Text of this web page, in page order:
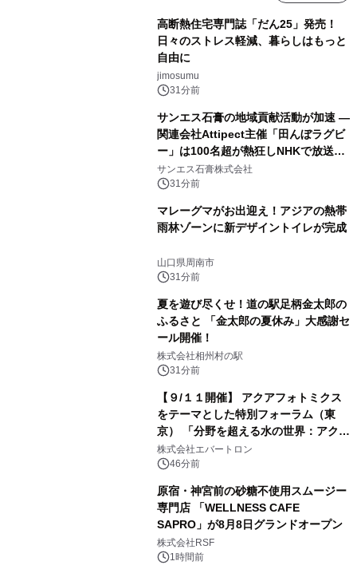
高断熱住宅専門誌「だん25」発売！
日々のストレス軽減、暮らしはもっと
自由に
jimosumu
31分前
サンエス石膏の地域貢献活動が加速 ―
関連会社Attipect主催「田んぼラグビ
ー」は100名超が熱狂しNHKで放送さ
れました。
サンエス石膏株式会社
31分前
マレーグマがお出迎え！アジアの熱帯
雨林ゾーンに新デザイントイレが完成
山口県周南市
31分前
夏を遊び尽くせ！道の駅足柄金太郎の
ふるさと 「金太郎の夏休み」大感謝セ
ール開催！
株式会社相州村の駅
31分前
【９/１１開催】 アクアフォトミクス
をテーマとした特別フォーラム（東
京） 「分野を超える水の世界：アクア
フォトミクスが切り拓く新しい科学の
地平」を開催
株式会社エバートロン
46分前
原宿・神宮前の砂糖不使用スムージー
専門店 「WELLNESS CAFE
SAPRO」が8月8日グランドオープン
株式会社RSF
1時間前